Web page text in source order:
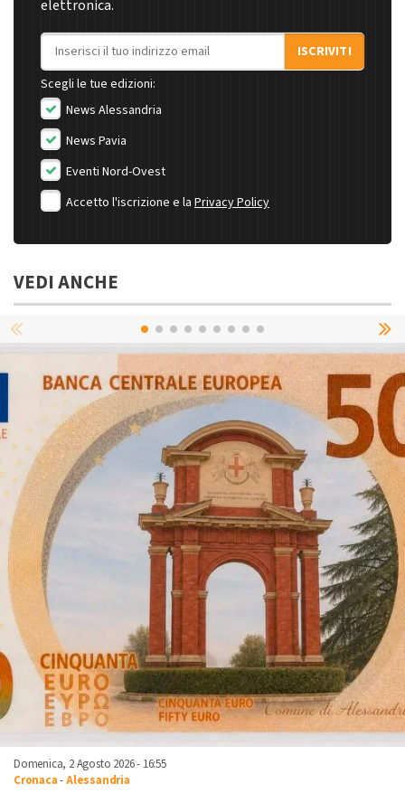
elettronica.
Indirizzo email
ISCRIVITI
Scegli le tue edizioni:
News Alessandria
News Pavia
Eventi Nord-Ovest
Accetto l'iscrizione e la Privacy Policy
VEDI ANCHE
Domenica, 2 Agosto 2026 - 16:55
Cronaca-Alessandria